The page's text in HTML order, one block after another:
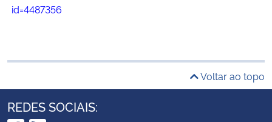
id=4487356
Voltar ao topo
REDES SOCIAIS: